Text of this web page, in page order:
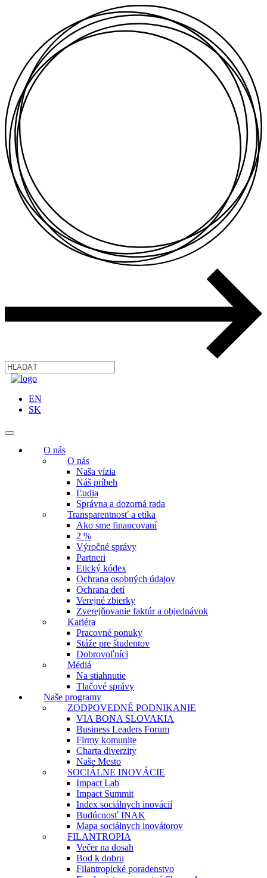
EN
SK
O nás
O nás
Naša vízia
Náš príbeh
Ľudia
Správna a dozorná rada
Transparentnosť a etika
Ako sme financovaní
2 %
Výročné správy
Partneri
Etický kódex
Ochrana osobných údajov
Ochrana detí
Verejné zbierky
Zverejňovanie faktúr a objednávok
Kariéra
Pracovné ponuky
Stáže pre študentov
Dobrovoľníci
Médiá
Na stiahnutie
Tlačové správy
Naše programy
ZODPOVEDNÉ PODNIKANIE
VIA BONA SLOVAKIA
Business Leaders Forum
Firmy komunite
Charta diverzity
Naše Mesto
SOCIÁLNE INOVÁCIE
Impact Lab
Impact Summit
Index sociálnych inovácií
Budúcnosť INAK
Mapa sociálnych inovátorov
FILANTROPIA
Večer na dosah
Bod k dobru
Filantropické poradenstvo